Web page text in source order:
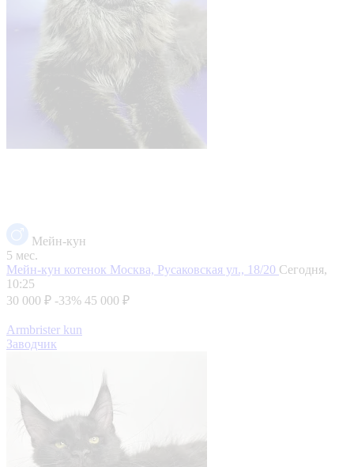
Мейн-кун
5 мес.
Мейн-кун котенок Москва, Русаковская ул., 18/20 Сегодня,
10:25
30 000 ₽ -33% 45 000 ₽
Armbrister kun
Заводчик